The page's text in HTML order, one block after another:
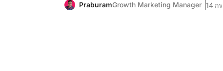
PraburamGrowth Marketing Manager 14 ก